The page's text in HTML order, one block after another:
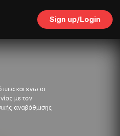
Sign up/Login
και ενω οι
με τον
αναβάθμισης